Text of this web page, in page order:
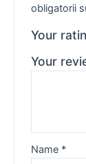
obligatorii
Your
Your
Name *